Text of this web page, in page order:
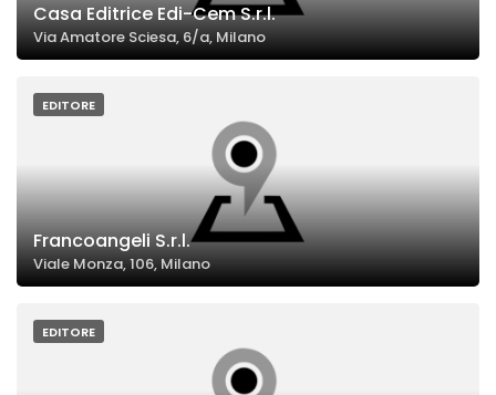
Casa Editrice Edi-Cem S.r.l.
Via Amatore Sciesa, 6/a, Milano
EDITORE
Francoangeli S.r.l.
Viale Monza, 106, Milano
EDITORE